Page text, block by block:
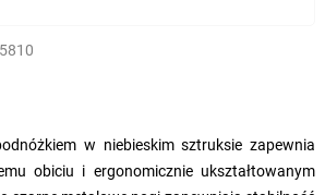
w niebieskim sztruksie zapewnia
obiciu i ergonomicznie ukształtowanym